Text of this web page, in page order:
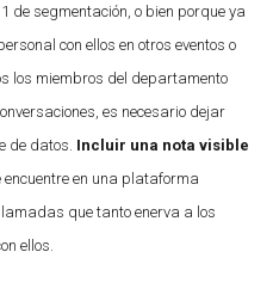
de segmentación, o bien porque ya
con ellos en otros eventos o
los miembros del departamento
es necesario dejar
de datos. Incluir una nota visible
encuentre en una plataforma
que tanto enerva a los
ellos.